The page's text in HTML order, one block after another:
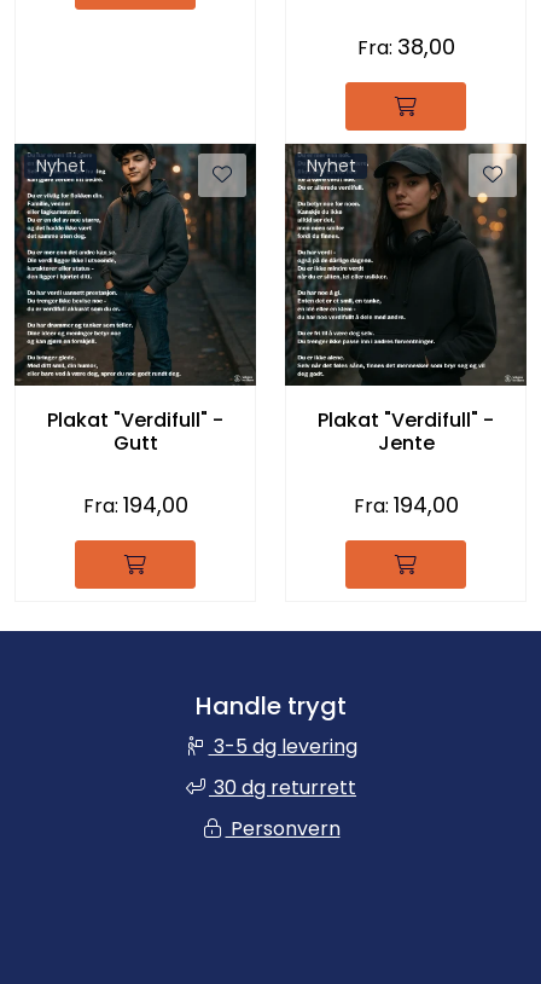
Fra: 38,00
Nyhet
Plakat "Verdifull" -
Gutt
Fra: 194,00
Nyhet
Plakat "Verdifull" -
Jente
Fra: 194,00
Handle trygt
3-5 dg levering
30 dg returrett
Personvern